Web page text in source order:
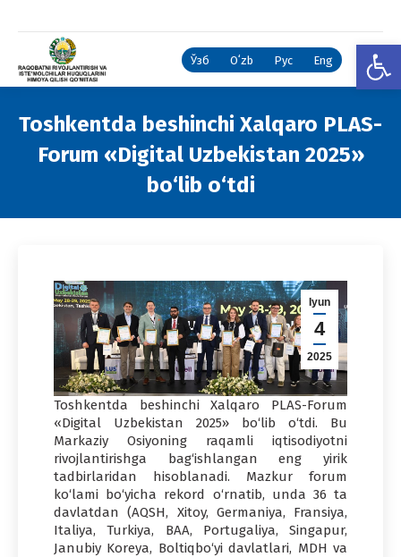
Ўзб Oʻzb Рус Eng
Toshkentda beshinchi Xalqaro PLAS-
Forum «Digital Uzbekistan 2025»
bo‘lib o‘tdi
Iyun
4
2025
Toshkentda beshinchi Xalqaro PLAS-Forum
«Digital Uzbekistan 2025» bo‘lib o‘tdi. Bu
Markaziy Osiyoning raqamli iqtisodiyotni
rivojlantirishga bag‘ishlangan eng yirik
tadbirlaridan hisoblanadi. Mazkur forum
ko‘lami bo‘yicha rekord o‘rnatib, unda 36 ta
davlatdan (AQSH, Xitoy, Germaniya, Fransiya,
Italiya, Turkiya, BAA, Portugaliya, Singapur,
Janubiy Koreya, Boltiqbo‘yi davlatlari, MDH va